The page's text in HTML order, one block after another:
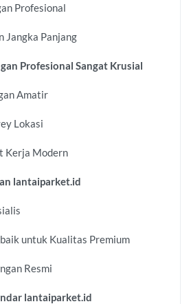
Profesional
Jangka Panjang
Profesional Sangat Krusial
Amatir
Lokasi
Kerja Modern
lantaiparket.id
untuk Kualitas Premium
Resmi
lantaiparket.id